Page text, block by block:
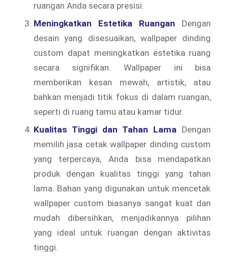
ruangan Anda secara presisi.
Meningkatkan Estetika Ruangan Dengan
desain yang disesuaikan, wallpaper dinding
custom dapat meningkatkan estetika ruang
secara signifikan. Wallpaper ini bisa
memberikan kesan mewah, artistik, atau
bahkan menjadi titik fokus di dalam ruangan,
seperti di ruang tamu atau kamar tidur.
Kualitas Tinggi dan Tahan Lama Dengan
memilih jasa cetak wallpaper dinding custom
yang terpercaya, Anda bisa mendapatkan
produk dengan kualitas tinggi yang tahan
lama. Bahan yang digunakan untuk mencetak
wallpaper custom biasanya sangat kuat dan
mudah dibersihkan, menjadikannya pilihan
yang ideal untuk ruangan dengan aktivitas
tinggi.